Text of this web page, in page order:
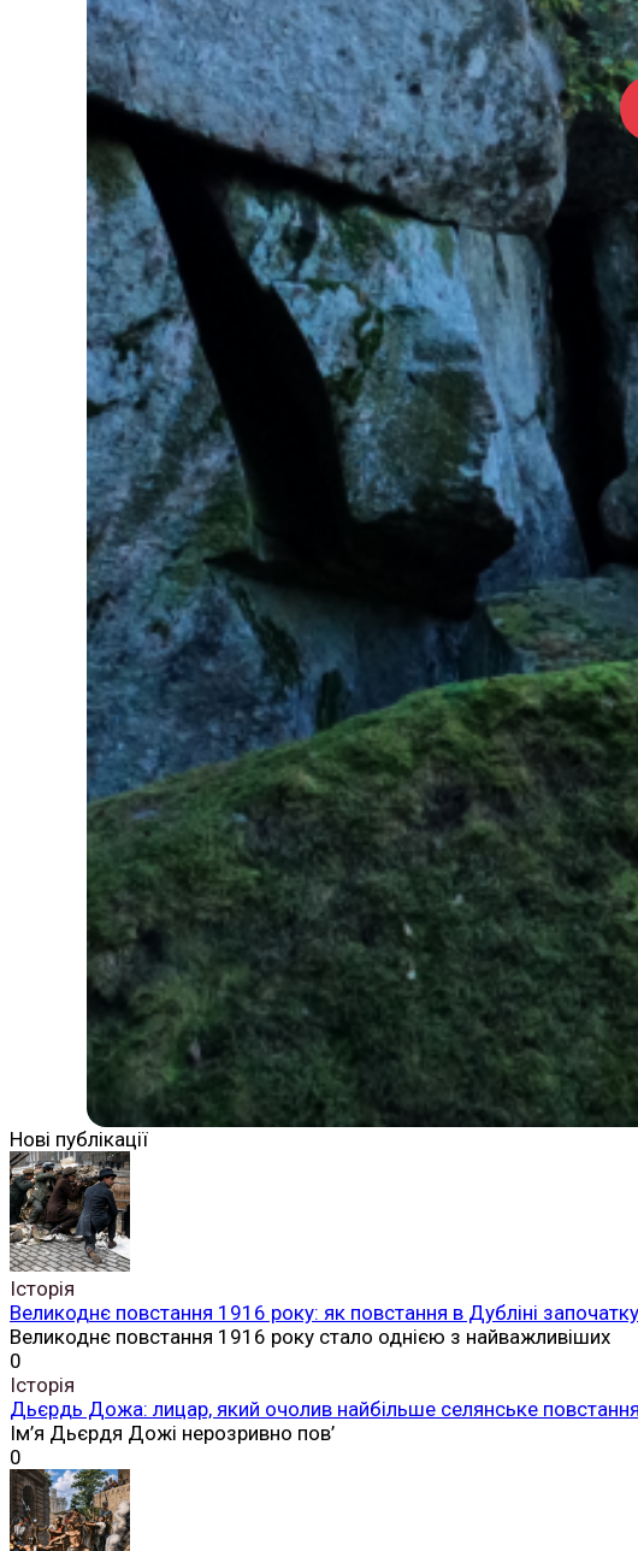
Нові публікації
Історія
Великоднє повстання 1916 року: як повстання в Дубліні
Великоднє повстання 1916 року стало однією з найважливіших
0
Історія
Дьєрдь Дожа: лицар, який очолив найбільше селянське повстання
Ім’я Дьєрдя Дожі нерозривно пов’
0